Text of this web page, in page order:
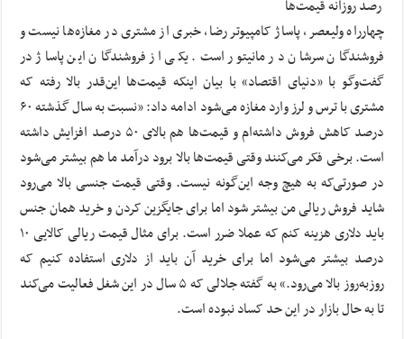
رصد روزانه قیمت‌ها
چهارراه ولیعصر، پاساژ کامپیوتر رضا، خبری از مشتری در مغازه‌ها نیست و
فروشندگان سرشان در مانیتور است. یکی از فروشندگان این پاساژ در
گفت‌وگو با «دنیای اقتصاد» با بیان اینکه قیمت‌ها این‌قدر بالا رفته که
مشتری با ترس و لرز وارد مغازه می‌شود ادامه داد: «نسبت به سال گذشته ۶۰
درصد کاهش فروش داشته‌ام و قیمت‌ها هم بالای ۵۰ درصد افزایش داشته
است. برخی فکر می‌کنند وقتی قیمت‌ها بالا برود درآمد ما هم بیشتر می‌شود
در صورتی‌که به هیچ وجه این‌گونه نیست. وقتی قیمت جنسی بالا می‌رود
شاید فروش ریالی من بیشتر شود اما برای جایگزین کردن و خرید همان جنس
باید دلاری هزینه کنم که عملا ضرر است. برای مثال قیمت ریالی کالایی ۱۰
درصد بیشتر می‌شود اما برای خرید آن باید از دلاری استفاده کنیم که
روزبه‌روز بالا می‌رود.» به گفته جلالی که ۵ سال در این شغل فعالیت می‌کند
تا به حال بازار در این حد کساد نبوده‌ است.